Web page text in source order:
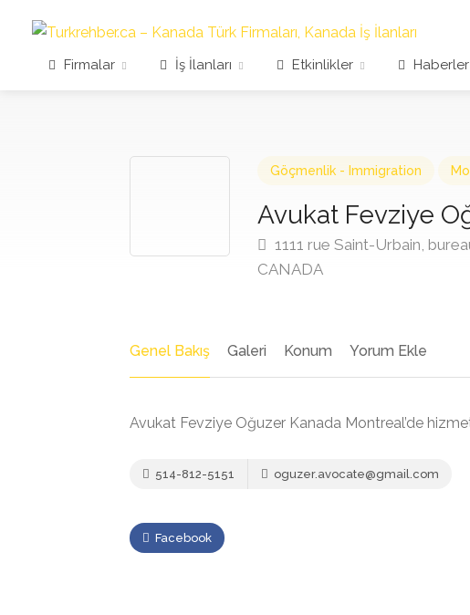
Firmalar İş İlanları Etkinlikler Haberler
Göçmenlik - Immigration
Avukat Fevziye
1111 rue Saint-Urbain,
CANADA
Genel Bakış Galeri Konum Yorum Ekle
Avukat Fevziye Oğuzer Kanada Montreal’de
514-812-5151 oguzer.avocate@gmail.com
Facebook